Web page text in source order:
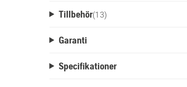
Tillbehör(13)
Garanti
Specifikationer